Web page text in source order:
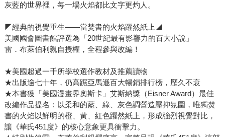
灰藍的世界裡，每一場火焰都比文字更灼人。
◤經典的視覺重生——當焚書的火焰躍然紙上◢
美國國會圖書館評選為「20世紀最有影響力的百大小說」
雷．布萊伯利親自授權，全程參與改編！
★美國超過一千所學校選作教材及推薦讀物
★出版逾七十年，仍高踞亞馬遜百大暢銷排行榜，歷久不衰
★本書獲「美國漫畫界奧斯卡」艾斯納獎（Eisner Award）最佳
改編作品提名：以柔和的藍、綠、灰色調營造壓抑氛圍，唯獨焚
書的火焰以鮮明的橙、黃、紅色躍然紙上，形成強烈視覺對比，
讓《華氏451度》的核心意象更具衝擊力。